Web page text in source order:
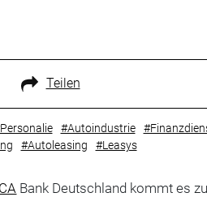
Teilen
#Autoindustrie
#Autoleasing #Leasys
Bank Deutschland kommt es